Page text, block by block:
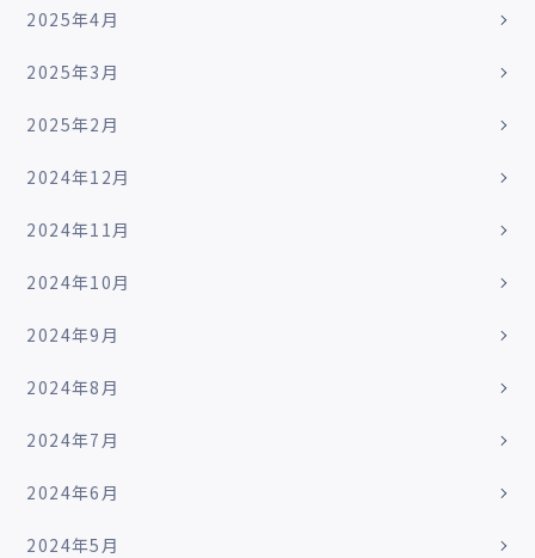
2025年4月
2025年3月
2025年2月
2024年12月
2024年11月
2024年10月
2024年9月
2024年8月
2024年7月
2024年6月
2024年5月